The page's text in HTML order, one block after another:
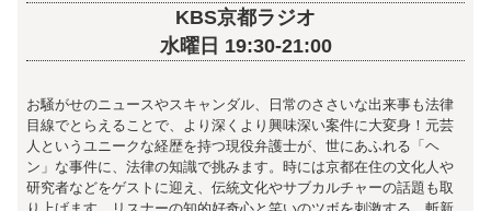
KBS京都ラジオ
水曜日 19:30-21:00
お騒がせのニュースやスキャンダル、日常のささいな出来事も法律
目線でとらえることで、より深くより興味深い案件に大変身！元芸
人というユニークな経歴を持つ現役弁護士が、世にあふれる「ヘ
ン」な事件に、法律の知識で挑みます。時には京都在住の文化人や
研究者などをゲストに迎え、伝統文化やサブカルチャーの話題も取